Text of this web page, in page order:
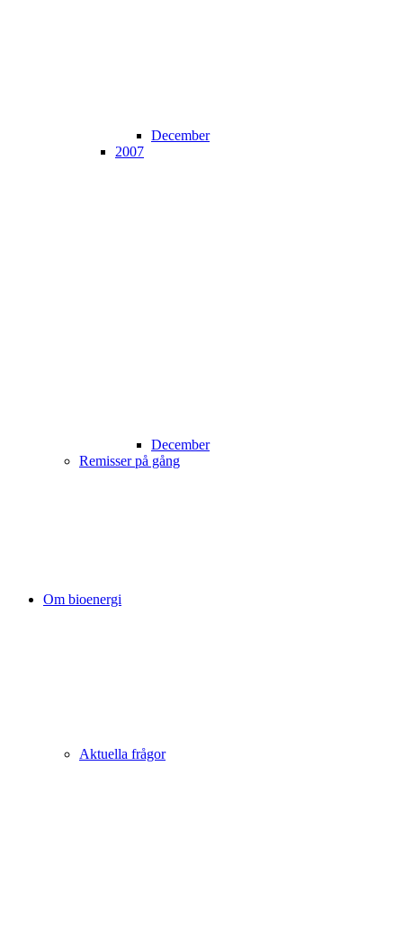
December
2007
December
Remisser på gång
Om bioenergi
Aktuella frågor